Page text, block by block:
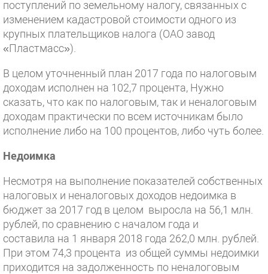
поступлений по земельному налогу, связанных с
изменением кадастровой стоимости одного из
крупных плательщиков налога (ОАО завод
«Пластмасс»).
В целом уточненный план 2017 года по налоговым
доходам исполнен на 102,7 процента, Нужно
сказать, что как по налоговым, так и неналоговым
доходам практически по всем источникам было
исполнение либо на 100 процентов, либо чуть более.
Недоимка
Несмотря на выполнение показателей собственных
налоговых и неналоговых доходов недоимка в
бюджет за 2017 год в целом выросла на 56,1 млн.
рублей, по сравнению с началом года и
составила на 1 января 2018 года 262,0 млн. рублей.
При этом 74,3 процента из общей суммы недоимки
приходится на задолженность по неналоговым